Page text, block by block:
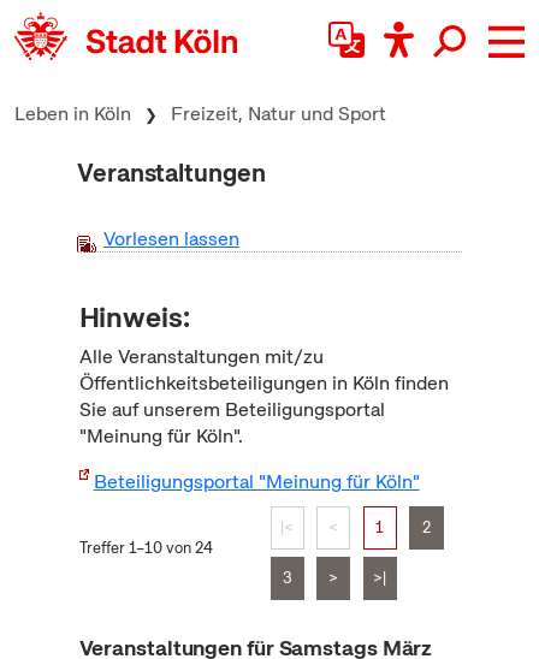
zum Inhalt springen
Leben in Köln Freizeit, Natur und Sport
Veranstaltungen
Vorlesen lassen
Hinweis:
Alle Veranstaltungen mit/zu
Öffentlichkeitsbeteiligungen in Köln finden
Sie auf unserem Beteiligungsportal
"Meinung für Köln".
Beteiligungsportal "Meinung für Köln"
Treffer 1–10 von 24
|< < 1 2
3 > >|
Veranstaltungen für Samstags März